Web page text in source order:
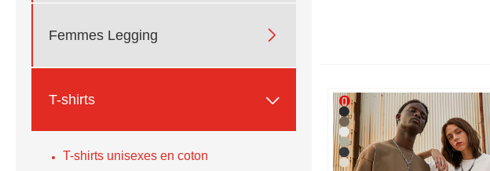
Femmes Legging 
T-shirts 
T-shirts unisexes en coton